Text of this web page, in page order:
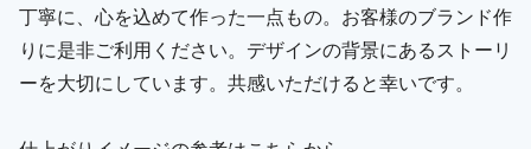
丁寧に、心を込めて作った一点もの。お客様のブランド作
りに是非ご利用ください。デザインの背景にあるストーリ
ーを大切にしています。共感いただけると幸いです。